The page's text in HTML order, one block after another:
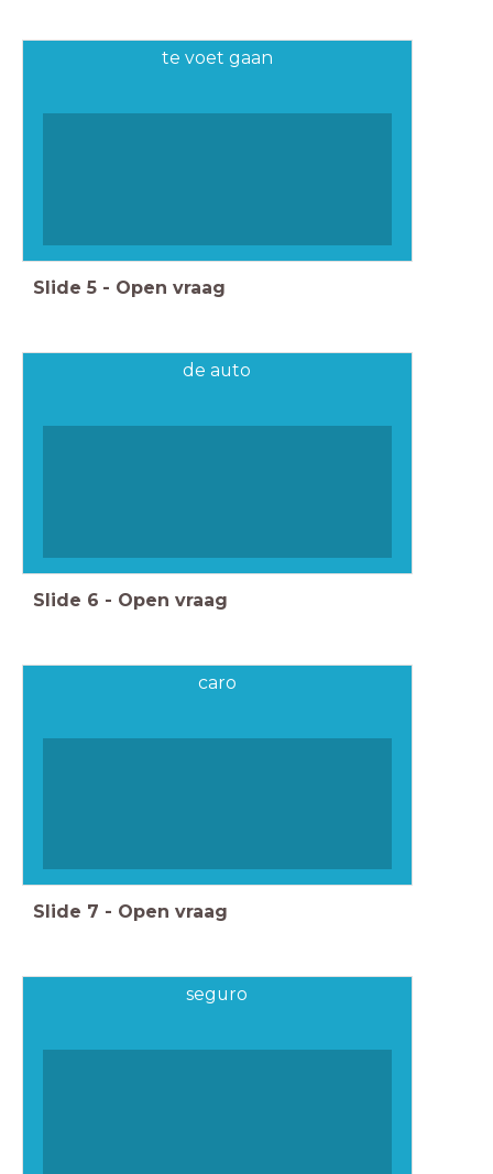
te voet gaan
Slide 5 - Open vraag
de auto
Slide 6 - Open vraag
caro
Slide 7 - Open vraag
seguro